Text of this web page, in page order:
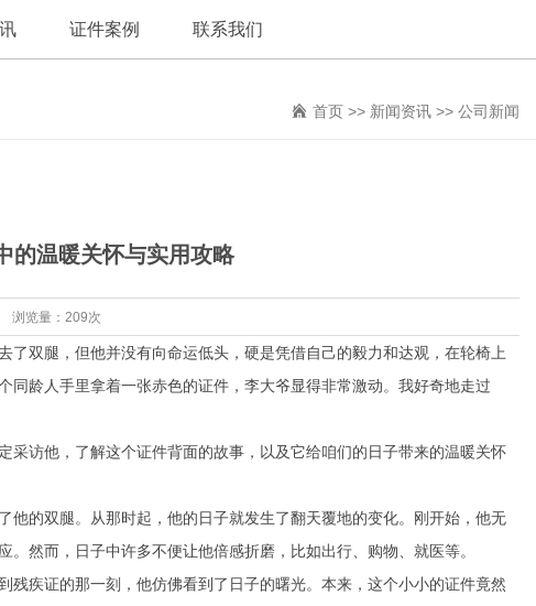
证件案例 联系我们
首页 >> 新闻资讯 >> 公司新闻
的温暖关怀与实用攻略
浏览量：209次
双腿，但他并没有向命运低头，硬是凭借自己的毅力和达观，在轮椅上
龄人手里拿着一张赤色的证件，李大爷显得非常激动。我好奇地走过
访他，了解这个证件背面的故事，以及它给咱们的日子带来的温暖关怀
的双腿。从那时起，他的日子就发生了翻天覆地的变化。刚开始，他无
然而，日子中许多不便让他倍感折磨，比如出行、购物、就医等。
疾证的那一刻，他仿佛看到了日子的曙光。本来，这个小小的证件竟然